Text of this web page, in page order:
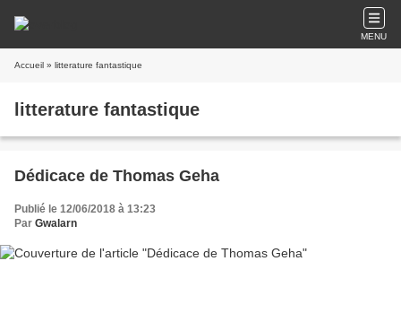
MENU
Accueil » litterature fantastique
litterature fantastique
Dédicace de Thomas Geha
Publié le 12/06/2018 à 13:23
Par Gwalarn